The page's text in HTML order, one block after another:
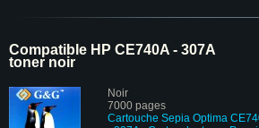
Compatible HP CE740A - 307A
toner noir
Noir
7000 pages
Cartouche Sepia Optima